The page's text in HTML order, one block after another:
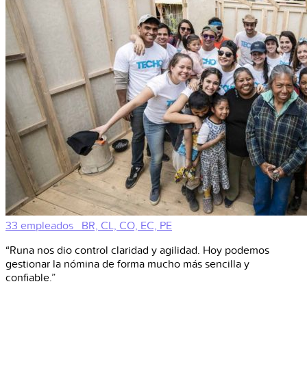
33 empleados
BR, CL, CO, EC, PE
“Runa nos dio control claridad y agilidad. Hoy podemos
gestionar la nómina de forma mucho más sencilla y
confiable.”